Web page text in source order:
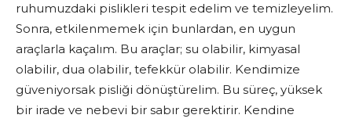
ruhumuzdaki pislikleri tespit edelim ve temizleyelim.
Sonra, etkilenmemek için bunlardan, en uygun
araçlarla kaçalım. Bu araçlar; su olabilir, kimyasal
olabilir, dua olabilir, tefekkür olabilir. Kendimize
güveniyorsak pisliği dönüştürelim. Bu süreç, yüksek
bir irade ve nebevi bir sabır gerektirir. Kendine